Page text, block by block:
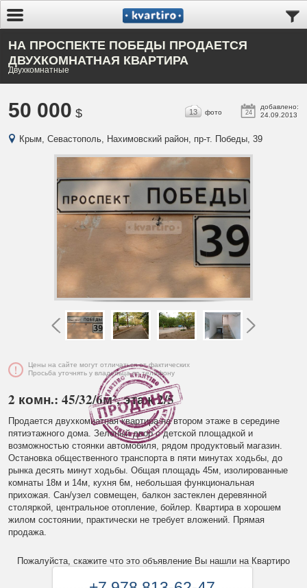
НА ПРОСПЕКТЕ ПОБЕДЫ ПРОДАЕТСЯ
ДВУХКОМНАТНАЯ КВАРТИРА
Двухкомнатные
50 000 $ 24
добавлено:
24.09.2013
13 фото
Крым, Севастополь, Нахимовский район, пр-т. Победы, 39
Цены на сайте могут отличаться от фактических
Просьба уточнять у владельца по телефону
2 комн.: 45/32/6м², этаж 2/5
Продается двухкомнатная квартира на втором этаже в середине
пятиэтажного дома. Зеленый двор с детской площадкой и
возможностью стоянки автомобиля, рядом продуктовый магазин.
Остановка общественного транспорта в пяти минутах ходьбы, до
рынка десять минут ходьбы. Общая площадь 45м, изолированные
комнаты 18м и 14м, кухня 6м, небольшая функциональная
прихожая. Сан/узел совмещен, балкон застеклен деревянной
столяркой, центральное отопление, бойлер. Квартира в хорошем
жилом состоянии, практически не требует вложений. Прямая
продажа.
Пожалуйста, скажите что это объявление Вы нашли на Квартиро